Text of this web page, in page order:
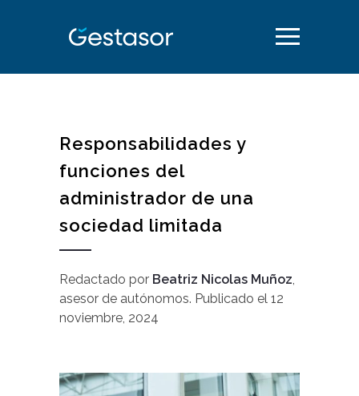
Responsabilidades y
funciones del
administrador de una
sociedad limitada
Redactado por Beatriz Nicolas Muñoz,
asesor de autónomos. Publicado el 12
noviembre, 2024